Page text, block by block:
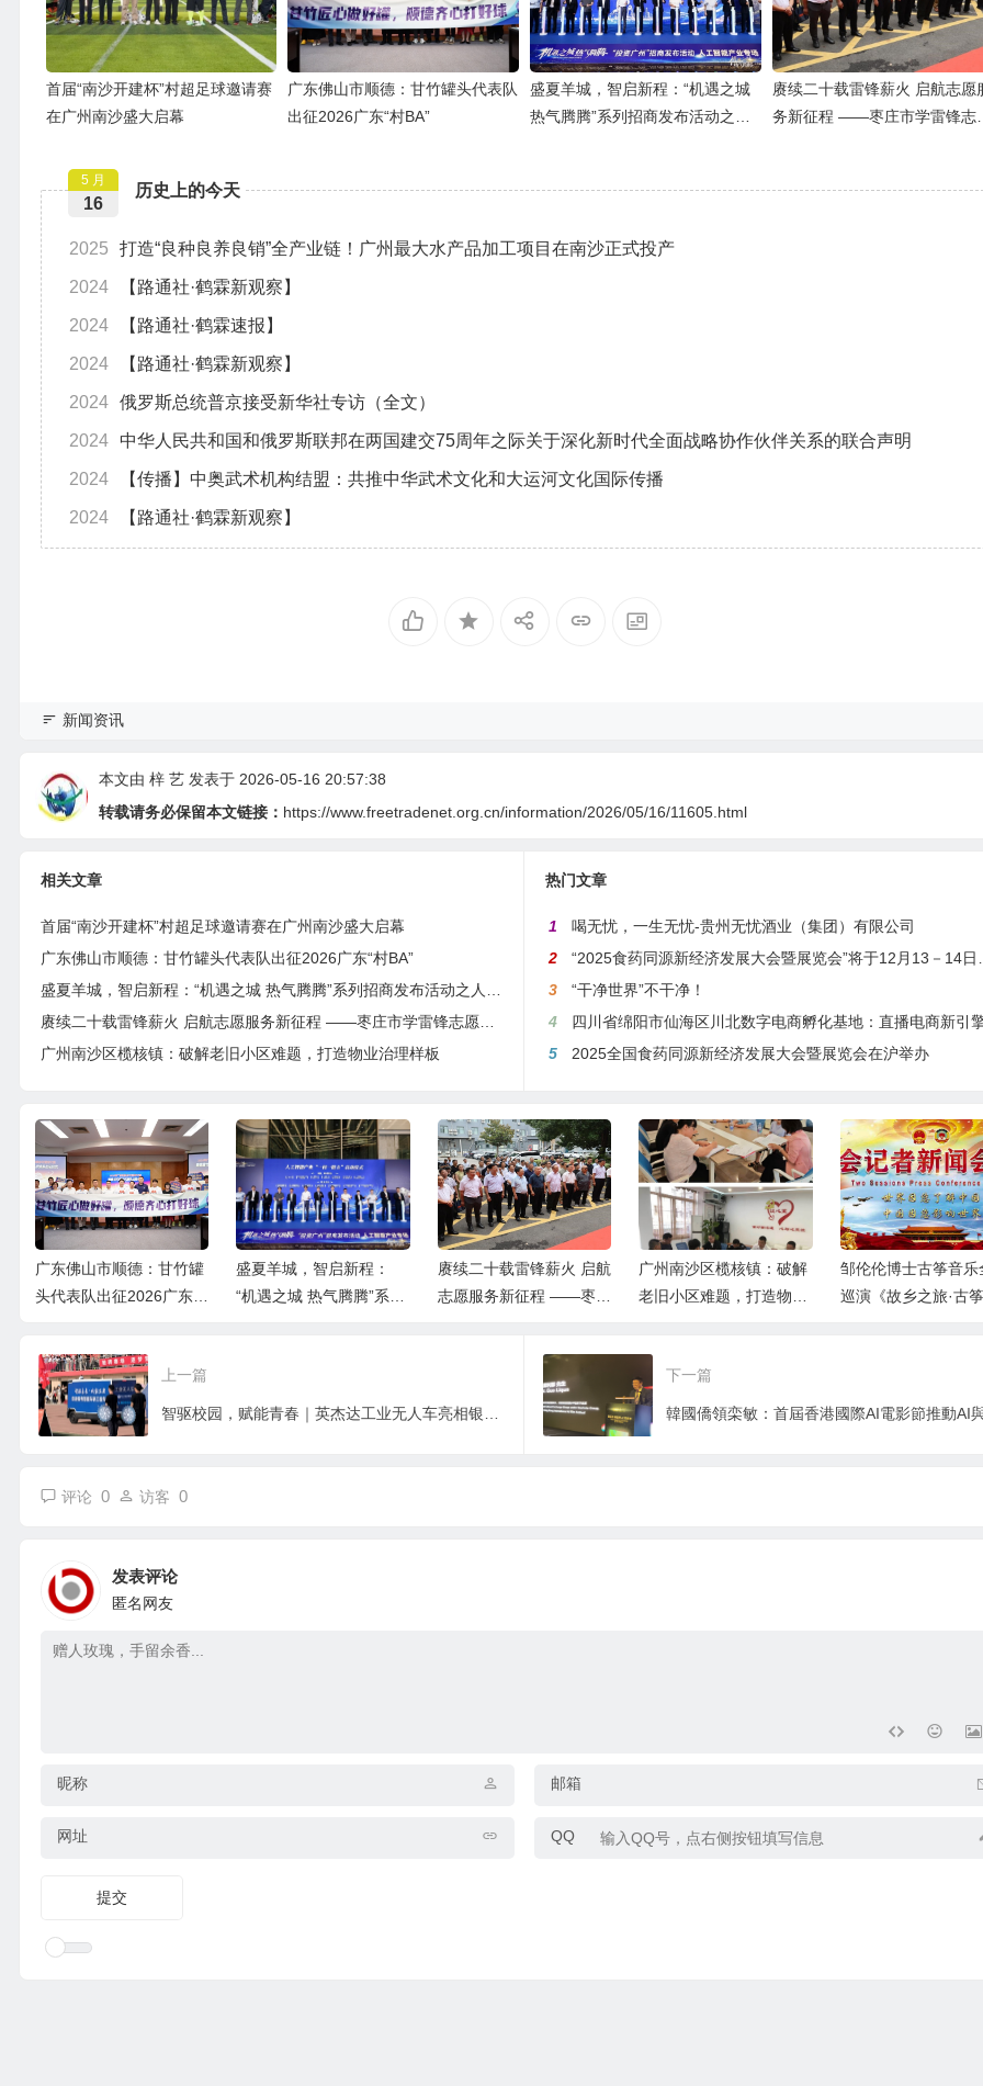
首届“南沙开建杯”村超足球邀请赛
在广州南沙盛大启幕
广东佛山市顺德：甘竹罐头代表队
出征2026广东“村BA”
盛夏羊城，智启新程：“机遇之城
热气腾腾”系列招商发布活动之人
赓续二十载雷锋薪火 启航志愿
务新征程 ——枣庄市学雷锋志
历史上的今天
5 月
16
2025 打造“良种良养良销”全产业链！广州最大水产品加工项目在南沙正式投产
2024 【路通社·鹤霖新观察】
2024 【路通社·鹤霖速报】
2024 【路通社·鹤霖新观察】
2024 俄罗斯总统普京接受新华社专访（全文）
2024 中华人民共和国和俄罗斯联邦在两国建交75周年之际关于深化新时代全面战略协作伙伴关系的联合声明
2024 【传播】中奥武术机构结盟：共推中华武术文化和大运河文化国际传播
2024 【路通社·鹤霖新观察】
新闻资讯
本文由 梓 艺发表于 2026-05-16 20:57:38
转载请务必保留本文链接： https://www.freetradenet.org.cn/information/2026/05/16/11605.html
相关文章
首届“南沙开建杯”村超足球邀请赛在广州南沙盛大启幕
广东佛山市顺德：甘竹罐头代表队出征2026广东“村BA”
赓续二十载雷锋薪火 启航志愿服务新征程 ——枣庄市学雷锋志愿者联合会隆重举行揭牌仪式
广州南沙区榄核镇：破解老旧小区难题，打造物业治理样板
热门文章
1
喝无忧，一生无忧-贵州无忧酒业（集团）有限公司
2
“2025食药同源新经济发展大会暨展览会”将于12月13－14日在沪举行
3
“干净世界”不干净！
4
四川省绵阳市仙海区川北数字电商孵化基地：直播电商新引擎，预计年产值达5
5
2025全国食药同源新经济发展大会暨展览会在沪举办
广东佛山市顺德：甘竹罐
头代表队出征2026广东
盛夏羊城，智启新程：
“机遇之城 热气腾腾”系列
赓续二十载雷锋薪火 启航
志愿服务新征程 ——枣庄
重举行揭牌仪式
广州南沙区榄核镇：破解
老旧小区难题，打造物业
邹伦伦博士古筝音乐
巡演《故乡之旅·古
上一篇
下一篇
评论 0 访客 0
发表评论
匿名网友
昵称 邮箱
网址 QQ